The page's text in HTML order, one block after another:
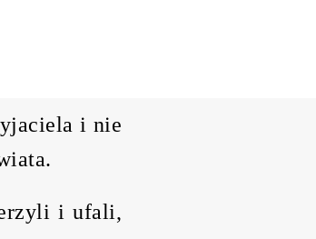
i nie
i ufali,